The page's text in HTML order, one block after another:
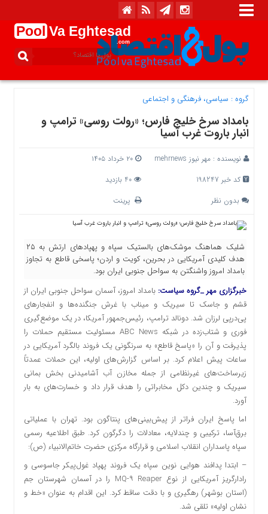
Pool Va Eghtesad
.com
گروه : سیاسی، فرهنگی و اجتماعی
بامداد سرخ خلیج فارس؛ «رولت روسی» ترامپ و
انبار باروت غرب آسیا
نویسنده : مهر نیوز mehrnews
۲۰ خرداد ۱۴۰۵
کد خبر 198247
40 بازدید
بدون نظر
پرینت
شلیک هماهنگ موشک‌های بالستیک سپاه و پهپادهای ارتش به ۲۵
هدف کلیدی آمریکایی در بحرین، کویت و اردن؛ پاسخی قاطع به تجاوز
بامداد امروز واشنگتن به سواحل جنوبی ایران بود.
خبرگزاری مهر _گروه سیاست: ‌بامداد امروز، آسمان سواحل جنوبی ایران از
قشم و جاسک تا سیریک و میناب با غرش جنگنده‌ها و انفجارهای
پی‌درپی لرزان شد. دونالد ترامپ، رئیس‌جمهور آمریکا، در یک موضع‌گیری
فوری و شتاب‌زده در شبکه ABC News مسئولیت مستقیم حملات را
پذیرفت و آن را «پاسخ قاطع» به سرنگونی یک فروند بالگرد آمریکایی در
ساعات پیش اعلام کرد. بر اساس گزارش‌های اولیه، این حملات عمدتاً
زیرساخت‌های غیرنظامی از جمله مخازن آب آشامیدنی بخش بمانی
سیریک و چندین دکل مخابراتی را هدف قرار داد و خسارت‌های به بار
آورد.
اما پاسخ ایران فراتر از پیش‌بینی‌های پنتاگون بود. تهران با عملیاتی
برق‌آسا، ترکیبی و چندلایه، معادلات را دگرگون کرد. طبق اطلاعیه رسمی
سپاه پاسداران انقلاب اسلامی و قرارگاه مرکزی حضرت خاتم‌الانبیاء (ص):
– ابتدا پدافند هوایی نوین سپاه یک فروند پهپاد غول‌پیکر جاسوسی و
رادارگریز آمریکایی از نوع MQ-۹ Reaper را در آسمان شهرستان جم
(استان بوشهر) رهگیری و با دقت ساقط کرد. این اقدام به عنوان «خط و
نشان اولیه» تلقی شد.